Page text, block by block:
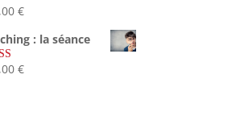
5.00
€
: la séance
4.67
€